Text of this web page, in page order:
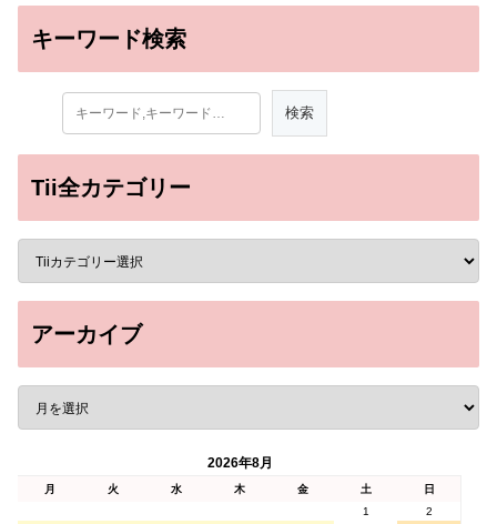
キーワード検索
Tii全カテゴリー
アーカイブ
2026年8月
月 火 水 木 金 土
日
1
2